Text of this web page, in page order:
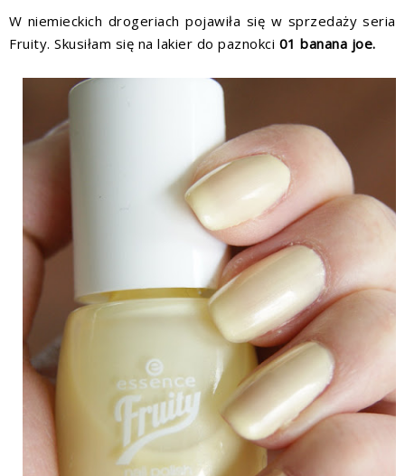
W niemieckich drogeriach pojawiła się w sprzedaży seria
Fruity. Skusiłam się na lakier do paznokci 01 banana joe.